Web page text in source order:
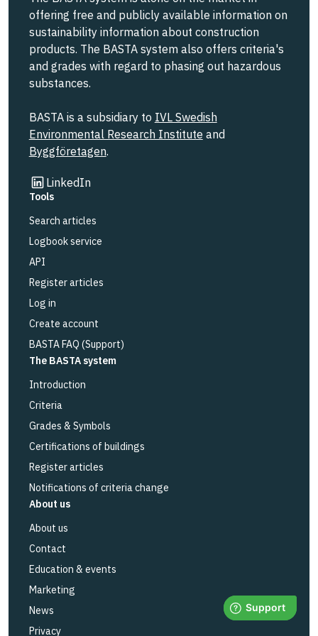
offering free and publicly available information on
sustainability information about construction
products. The BASTA system also offers criteria's
and grades with regard to phasing out hazardous
substances.
BASTA is a subsidiary to IVL Swedish
Environmental Research Institute and
Byggföretagen.
LinkedIn
Link to other website
Tools
Search articles
Logbook service
API
Register articles
Log in
Create account
BASTA FAQ (Support)
The BASTA system
Introduction
Criteria
Grades & Symbols
Certifications of buildings
Register articles
Notifications of criteria change
About us
About us
Contact
Education & events
Marketing
News
Privacy